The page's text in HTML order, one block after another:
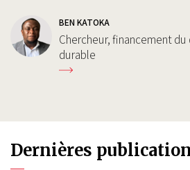
BEN KATOKA
Chercheur, financement
durable
Dernières